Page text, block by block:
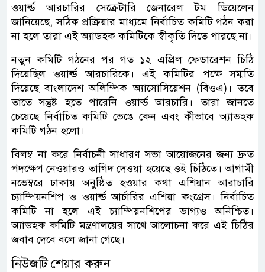
ওয়ার্ল্ড আরচারির সেক্রেটারি জেনারেল টম ডিয়েলেন
জানিয়েছে, সঠিক প্রক্রিয়ার মাধ্যমে নির্বাচিত কমিটি গঠন করা
না হলে তারা এই অ্যাডহক কমিটিকে স্বীকৃতি দিতে পারছে না।
নতুন কমিটি গঠনের পর গত ১২ এপ্রিল ফেডারেশন চিঠি
দিয়েছিল ওয়ার্ল্ড আরচারিকে। এই কমিটির পক্ষে সম্মতি
দিয়েছে বাংলাদেশ অলিম্পিক অ্যাসোসিয়েশন (বিওএ)। তবে
তাতে সন্তুষ্ট হতে পারেনি ওয়ার্ল্ড আরচারি। তারা জানতে
চেয়েছে নির্বাচিত কমিটি ভেঙে কেন এবং কীভাবে অ্যাডহক
কমিটি গঠন হলো।
বিলম্ব না করে নির্বাচনী সাধারণ সভা আয়োজনের জন্য দ্রুত
পদক্ষেপ নেওয়ারও তাগিদ দেওয়া হয়েছে ওই চিঠিতে। আগামী
নভেম্বরে ঢাকায় অনুষ্ঠিত হওয়ার কথা এশিয়ান আরাচারি
চ্যাম্পিয়নশিপ ও ওয়ার্ল্ড আর্চারির এশিয়া কংগ্রেস। নির্বাচিত
কমিটি না হলে এই চ্যাম্পিয়নশিপের ভাগ্যও অনিশ্চিত।
অ্যাডহক কমিটি মন্ত্রণালয়ের সাথে আলোচনা করে এই চিঠির
জবাব দেবে বলে জানা গেছে।
নিউজটি শেয়ার করুন